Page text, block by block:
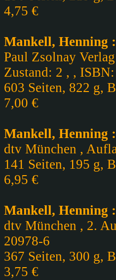
4,75 €
Mankell, Henning
Paul Zsolnay
Zustand: 2 , , ISBN:
603 Seiten, 822 g,
7,00 €
Mankell, Henning
dtv München ,
141 Seiten, 195 g,
6,95 €
Mankell, Henning
dtv München , 2.
20978-6
367 Seiten, 300 g,
3,75 €